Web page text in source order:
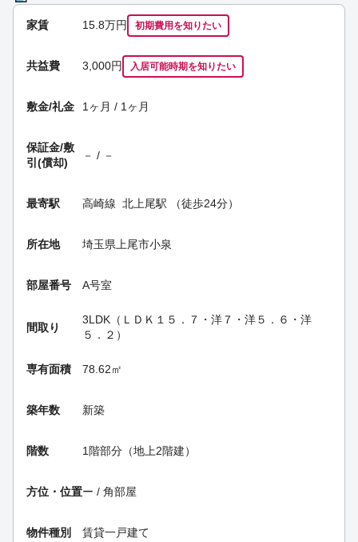
家賃 15.8万円 初期費用を知りたい
共益費 3,000円 入居可能時期を知りたい
敷金/礼金 1ヶ月 / 1ヶ月
保証金/敷
引(償却)
－ / －
最寄駅 高崎線 北上尾駅 （徒歩24分）
所在地 埼玉県上尾市小泉
部屋番号 A号室
間取り
3LDK（ＬＤＫ１５．７・洋７・洋５．６・洋
５．２）
専有面積 78.62㎡
築年数 新築
階数 1階部分（地上2階建）
方位・位置ー / 角部屋
物件種別 賃貸一戸建て